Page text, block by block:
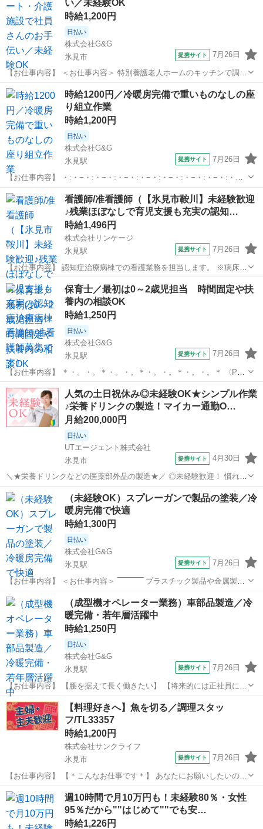
は…＞ ◆形材課 機械オ...い／未経験OK
時給1,200円
日払い
株式会社G&G
氷見市
提携サイト 7月26日
【お仕事内容】 ＜お仕事内容＞ 特別養護老人ホームのキッチンで調理
補助！ 1回35～60食を作っています。 【①盛り付け・配膳】 完成した
料理をお皿に盛り付けたり、 専用カートで運んだりします。 【②食器
洗い】 食洗機に...
富山 氷見市 ホールスタッフ
時給1200円／冷暖房完備で重いものなしの座
り組立作業
時給1,200円
日払い
株式会社G&G
氷見駅
提携サイト 7月26日
【お仕事内容】 ・:・−・:・−・:・−・:・−・:・−・:・−・:・−・:・
（（ イチオシPOINT ）） 家庭用のサーキットブレーカーを 組み立て
るお仕事です＊ 手のひらサイズの製品を扱う、 滅多にない座り仕事！
...
富山 氷見市 氷見駅 仕分け
看護師/准看護師（【氷見市鞍川】未経験歓迎
♪残業ほぼなしで育児支援も充実の認知…
時給1,496円
株式会社リンケージ
氷見駅
提携サイト 7月26日
【お仕事内容】 認知症治療病棟での看護業務を担当します。 ※病床数
は45床、看護師は20名以上で対応します。 業務内容の変更や勤務地の
変更はありません。 雇用期間は2026年3月31日までで、原則更新され
ます。 勤務は日勤と...
富山 氷見市 氷見駅 看護師
保育士／最初は0～2歳児担当 時間固定や扶
養内の相談OK
時給1,250円
日払い
株式会社G&G
氷見駅
提携サイト 7月26日
【お仕事内容】 ＊・。・。＊・。・。＊・。・。＊・。・。＊ 〈PR
ポイント〉 ＊働き方の相談が自由！扶養内も大歓迎 「1日5?6h・週
3日?」の扶養内勤務や、 勤務時間を固定するシフト調整も相談可
能！ 家庭や私生活...
富山 氷見市 氷見駅 その他
人気の土日祝休み◎未経験OK★シンプル作業
♪栄養ドリンクの製造！マイカー通勤O…
月給200,000円
日払い
UTエージェント株式会社
氷見市
提携サイト 4月30日
＼★栄養ドリンクなどの医薬部外品の製造★／ ◎未経験歓迎！ 慣れれ
ばカンタン♪繰り返し作業☆ 丁寧な研修あり◎安心してスタートでき
る♪ ◎スピード重視の仕事ではないので、慣れてきたら自分のペース
で作業OK！ ◎身体を動...
富山 工場
（未経験OK）スプレーガンで製品の塗装／冷
暖房完備で快適
時給1,300円
日払い
株式会社G&G
氷見駅
提携サイト 7月26日
【お仕事内容】 ＜お仕事内容＞ ‾‾‾‾‾‾‾‾‾‾‾ プラスチック製品や金属製品
に スプレーガンで塗装をお願いします。 具体的には・・ ①塗料の調
合 指示書を見て、材料の分量を量り 混ぜ合わせる。 ②スプレー
ガン...
富山 氷見駅
（成型機オペレーター業務）車部品製造／冷
暖完備・若年層活躍中
時給1,250円
日払い
株式会社G&G
氷見駅
提携サイト 7月26日
【お仕事内容】 【腰を据えて長く働きたい】 【将来的には正社員にな
りたい】 そんなご希望をお持ちの方も必見！ ーーーーーーーーーーー
ーーーーーーーーー （製造する物） 車に使用される部品 （ライトや
ウィンカーの切り替えス...
富山 氷見市 氷見駅 仕分け
【料理好きへ】魚を切る／調理スタッ
フ/TL33357
時給1,200円
株式会社サンクライフ
氷見市
提携サイト 7月26日
【お仕事内容】 【＊こんなお仕事です＊】 あなたにお願いしたいの
は、 「旅館での調理スタッフ」です。 （1）かんたんな盛り付けをお
願いします。 （2）お魚の下処理もお願いします。 （3）調理業務全般
をお任せします！ 【...
富山 氷見市 その他
週10時間で月10万円も！未経験80％・女性
95％だから""はじめて""でも安…
時給1,226円